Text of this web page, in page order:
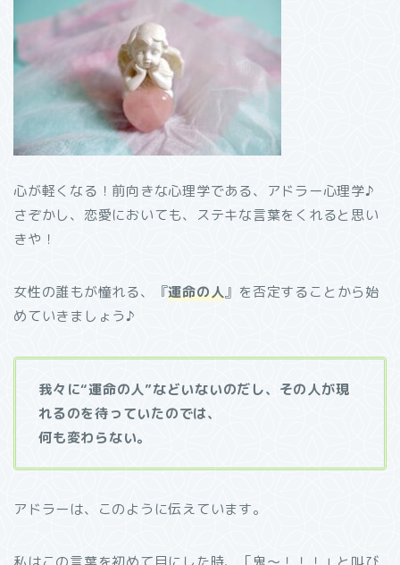
心が軽くなる！前向きな心理学である、アドラー心理学♪
さぞかし、恋愛においても、ステキな言葉をくれると思い
きや！
女性の誰もが憧れる、『運命の人』を否定することから始
めていきましょう♪
我々に“運命の人”などいないのだし、その人が現
れるのを待っていたのでは、
何も変わらない。
アドラーは、このように伝えています。